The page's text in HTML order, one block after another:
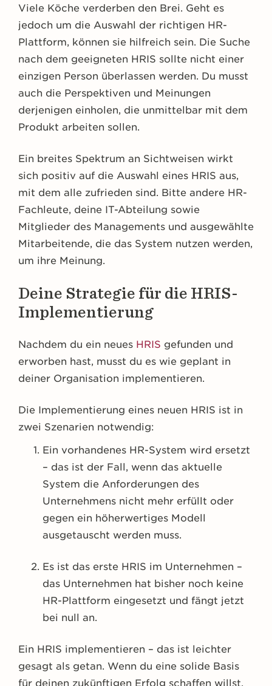
Viele Köche verderben den Brei. Geht es
jedoch um die Auswahl der richtigen HR-
Plattform, können sie hilfreich sein. Die Suche
nach dem geeigneten HRIS sollte nicht einer
einzigen Person überlassen werden. Du musst
auch die Perspektiven und Meinungen
derjenigen einholen, die unmittelbar mit dem
Produkt arbeiten sollen.
Ein breites Spektrum an Sichtweisen wirkt
sich positiv auf die Auswahl eines HRIS aus,
mit dem alle zufrieden sind. Bitte andere HR-
Fachleute, deine IT-Abteilung sowie
Mitglieder des Managements und ausgewählte
Mitarbeitende, die das System nutzen werden,
um ihre Meinung.
Deine Strategie für die HRIS-
Implementierung
Nachdem du ein neues HRIS gefunden und
erworben hast, musst du es wie geplant in
deiner Organisation implementieren.
Die Implementierung eines neuen HRIS ist in
zwei Szenarien notwendig:
Ein vorhandenes HR-System wird ersetzt
– das ist der Fall, wenn das aktuelle
System die Anforderungen des
Unternehmens nicht mehr erfüllt oder
gegen ein höherwertiges Modell
ausgetauscht werden muss.
Es ist das erste HRIS im Unternehmen –
das Unternehmen hat bisher noch keine
HR-Plattform eingesetzt und fängt jetzt
bei null an.
Ein HRIS implementieren – das ist leichter
gesagt als getan. Wenn du eine solide Basis
für deinen zukünftigen Erfolg schaffen willst,